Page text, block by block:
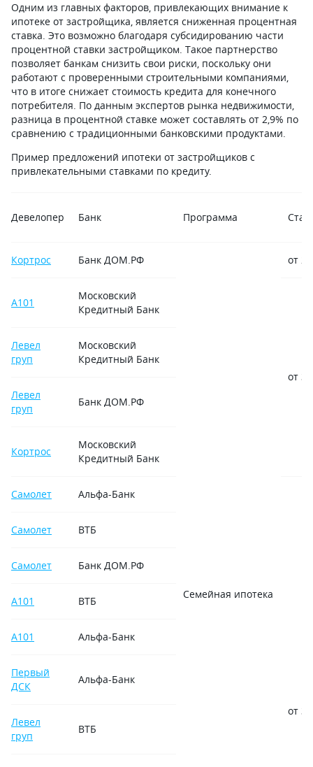
Одним из главных факторов, привлекающих внимание к
ипотеке от застройщика, является сниженная процентная
ставка. Это возможно благодаря субсидированию части
процентной ставки застройщиком. Такое партнерство
позволяет банкам снизить свои риски, поскольку они
работают с проверенными строительными компаниями,
что в итоге снижает стоимость кредита для конечного
потребителя. По данным экспертов рынка недвижимости,
разница в процентной ставке может составлять от 2,9% по
сравнению с традиционными банковскими продуктами.
Пример предложений ипотеки от застройщиков с
привлекательными ставками по кредиту.
Девелопер Банк Программа
Кортрос Банк ДОМ.РФ
Семейная ипотека
от
А101
Московский
Кредитный Банк
от
Левел
груп
Московский
Кредитный Банк
Левел
груп
Банк ДОМ.РФ
Кортрос
Московский
Кредитный Банк
Самолет Альфа-Банк
от
Самолет ВТБ
Самолет Банк ДОМ.РФ
А101 ВТБ
А101 Альфа-Банк
Первый
ДСК
Альфа-Банк
Левел
груп
ВТБ